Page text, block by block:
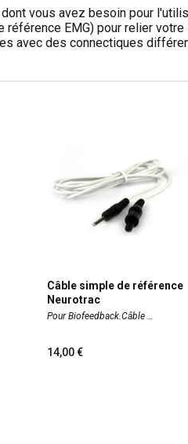
vous avez besoin pour
référence EMG) pour relier
avec des connectiques
Câble simple de référence
Neurotrac
Pour Biofeedback.Câble
14,00